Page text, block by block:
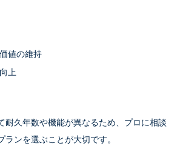
値の維持
上
耐久年数や機能が異なるため、プロに相談
ランを選ぶことが大切です。